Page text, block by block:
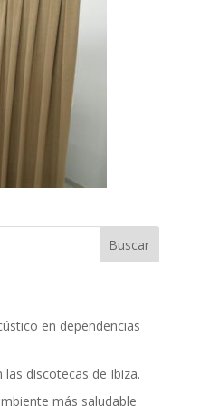
en dependencias
discotecas de Ibiza.
más saludable